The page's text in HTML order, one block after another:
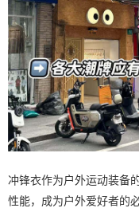
冲锋衣作为户外运动装备
性能，成为户外爱好者的